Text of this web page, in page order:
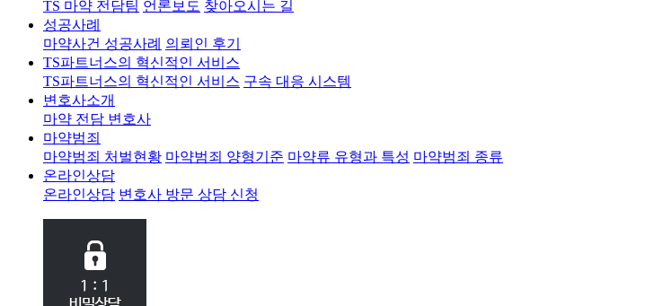
TS 마약 전담팀 언론보도 찾아오시는 길
성공사례
마약사건 성공사례 의뢰인 후기
TS파트너스의 혁신적인 서비스
TS파트너스의 혁신적인 서비스 구속 대응 시스템
변호사소개
마약 전담 변호사
마약범죄
마약범죄 처벌현황 마약범죄 양형기준 마약류 유형과 특성 마약범죄 종류
온라인상담
온라인상담 변호사 방문 상담 신청